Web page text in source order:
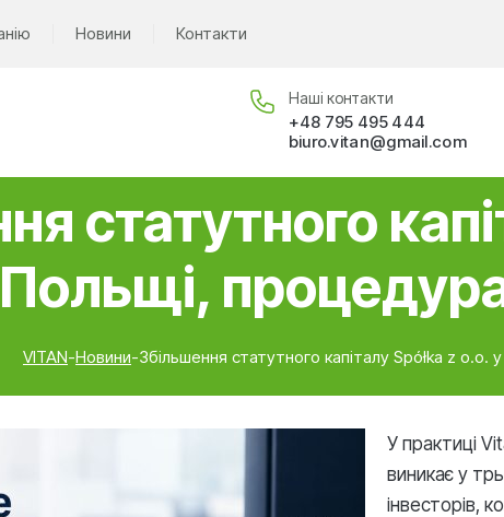
Новини Контакти
Наші контакти
+48 795 495 444
biuro.vitan@gmail.com
статутного
Польщі,
VITAN-Новини-Збільшення статутного капіталу Spółka z
У практиці
виникає у
інвесторів,